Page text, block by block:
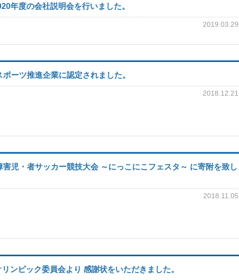
年度の会社説明会を行いました。
2019.03.29
ーツ推進企業に認定されました。
2018.12.21
児・者サッカー競技大会 ～にっこにこフェスタ～ に寄附を致し
2018.11.05
ンピック委員会より 感謝状をいただきました。